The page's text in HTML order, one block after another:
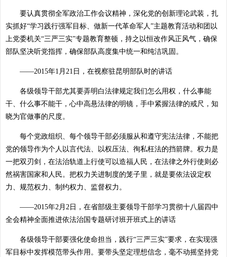
要认真贯彻全军政治工作会议精神，深化党的创新理论武装，扎
实抓好“学习践行强军目标、做新一代革命军人”主题教育活动和团以
上党委机关“三严三实”专题教育整顿，持之以恒改作风正风气，确保
部队坚决听党指挥，确保部队高度集中统一和纯洁巩固。
——2015年1月21日，在视察驻昆明部队时的讲话
各级领导干部尤其要弄明白法律规定我们怎么用权，什么事能
干、什么事不能干，心中高悬法律的明镜，手中紧握法律的戒尺，知
晓为官做事的尺度。
每个党政组织、每个领导干部必须服从和遵守宪法法律，不能把
党的领导作为个人以言代法、以权压法、徇私枉法的挡箭牌。权力是
一把双刃剑，在法治轨道上行使可以造福人民，在法律之外行使则必
然祸害国家和人民。把权力关进制度的笼子里，就是要依法设定权
力、规范权力、制约权力、监督权力。
——2015年2月2日，在省部级主要领导干部学习贯彻十八届四中
全会精神全面推进依法治国专题研讨班开班式上的讲话
各级领导干部要强化使命担当，践行“三严三实”要求，在实现强
军目标中发挥模范带头作用。要带头坚定理想信念，毫不动摇坚持党